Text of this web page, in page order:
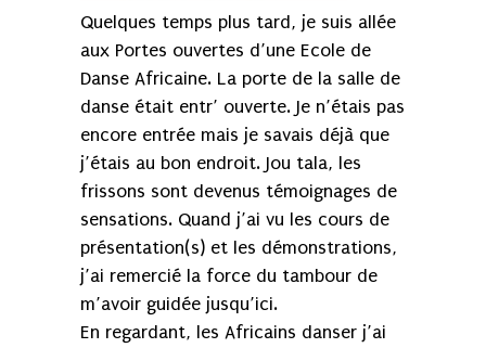
Quelques temps plus tard, je suis allée
aux Portes ouvertes d’une Ecole de
Danse Africaine. La porte de la salle de
danse était entr’ ouverte. Je n’étais pas
encore entrée mais je savais déjà que
j’étais au bon endroit. Jou tala, les
frissons sont devenus témoignages de
sensations. Quand j’ai vu les cours de
présentation(s) et les démonstrations,
j’ai remercié la force du tambour de
m’avoir guidée jusqu’ici.
En regardant, les Africains danser j’ai